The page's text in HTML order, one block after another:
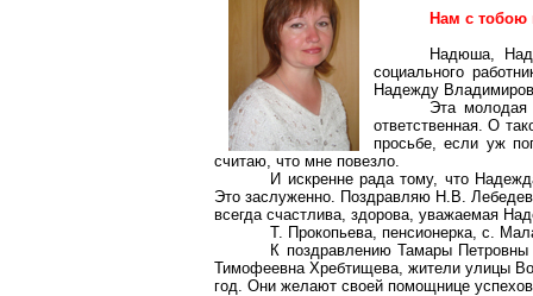
Нам с тобою
Надюша,
социального
Надежду
Эта молодая
ответственная. О
просьбе, если уж
считаю, что мне повезло.
И искренне рада тому, что
Это заслуженно. Поздравляю Н.В.
всегда счастлива, здорова, уважаемая
Т. Прокопьева, пенсионерка,с.
К поздравлению Тамары
Тимофеевна Хребтищева, жители улицы
год. Они желают своей помощнице